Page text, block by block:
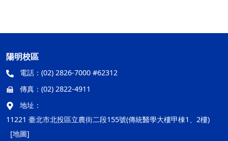
陽明校區
電話： (02) 2826-7000 #62312
傳真： (02) 2822-4911
地址：
11221 臺北市北投區立農街二段155號(傳統醫學大樓甲棟1、2樓)
[地圖]